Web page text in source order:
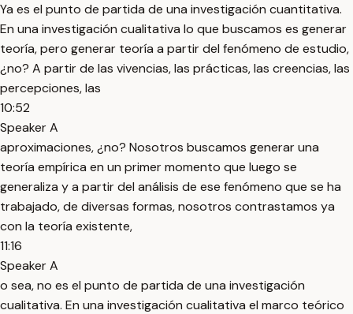
Ya es el punto de partida de una investigación cuantitativa.
En una investigación cualitativa lo que buscamos es generar
teoría, pero generar teoría a partir del fenómeno de estudio,
¿no? A partir de las vivencias, las prácticas, las creencias, las
percepciones, las
10:52
Speaker A
aproximaciones, ¿no? Nosotros buscamos generar una
teoría empírica en un primer momento que luego se
generaliza y a partir del análisis de ese fenómeno que se ha
trabajado, de diversas formas, nosotros contrastamos ya
con la teoría existente,
11:16
Speaker A
o sea, no es el punto de partida de una investigación
cualitativa. En una investigación cualitativa el marco teórico